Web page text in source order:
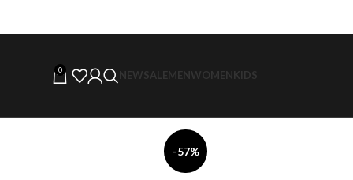
0 NEWSALEMENWOMENKIDS
-57%